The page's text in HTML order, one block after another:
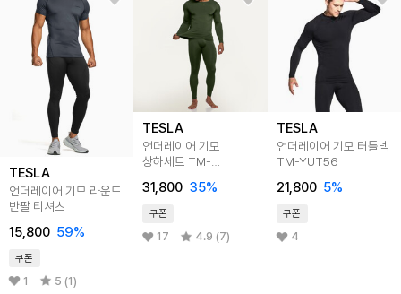
TESLA
언더레이어 기모 라운드
반팔 티셔츠
15,800 59%
쿠폰
1 5 (1)
TESLA
언더레이어 기모
상하세트 TM-
31,800 35%
쿠폰
17 4.9 (7)
TESLA
언더레이어 기모 터틀넥
TM-YUT56
21,800 5%
쿠폰
4